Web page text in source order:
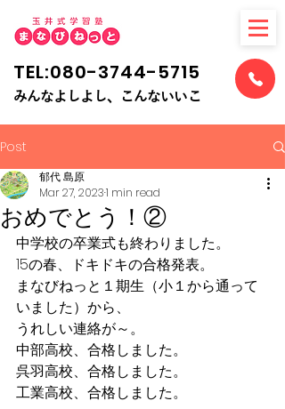
TEL:080-3744-5715
​みんなよしよし、こんないいこ
Post
おめでとう！②
郁代 島原
Mar 27, 20231 min read
中学校の卒業式も終わりました。
15の春、ドキドキの合格発表。
まなびねっと１期生（小１から通って
いました）から、
うれしい連絡が～。
中部高校、合格しました。
呉羽高校、合格しました。
工業高校、合格しました。